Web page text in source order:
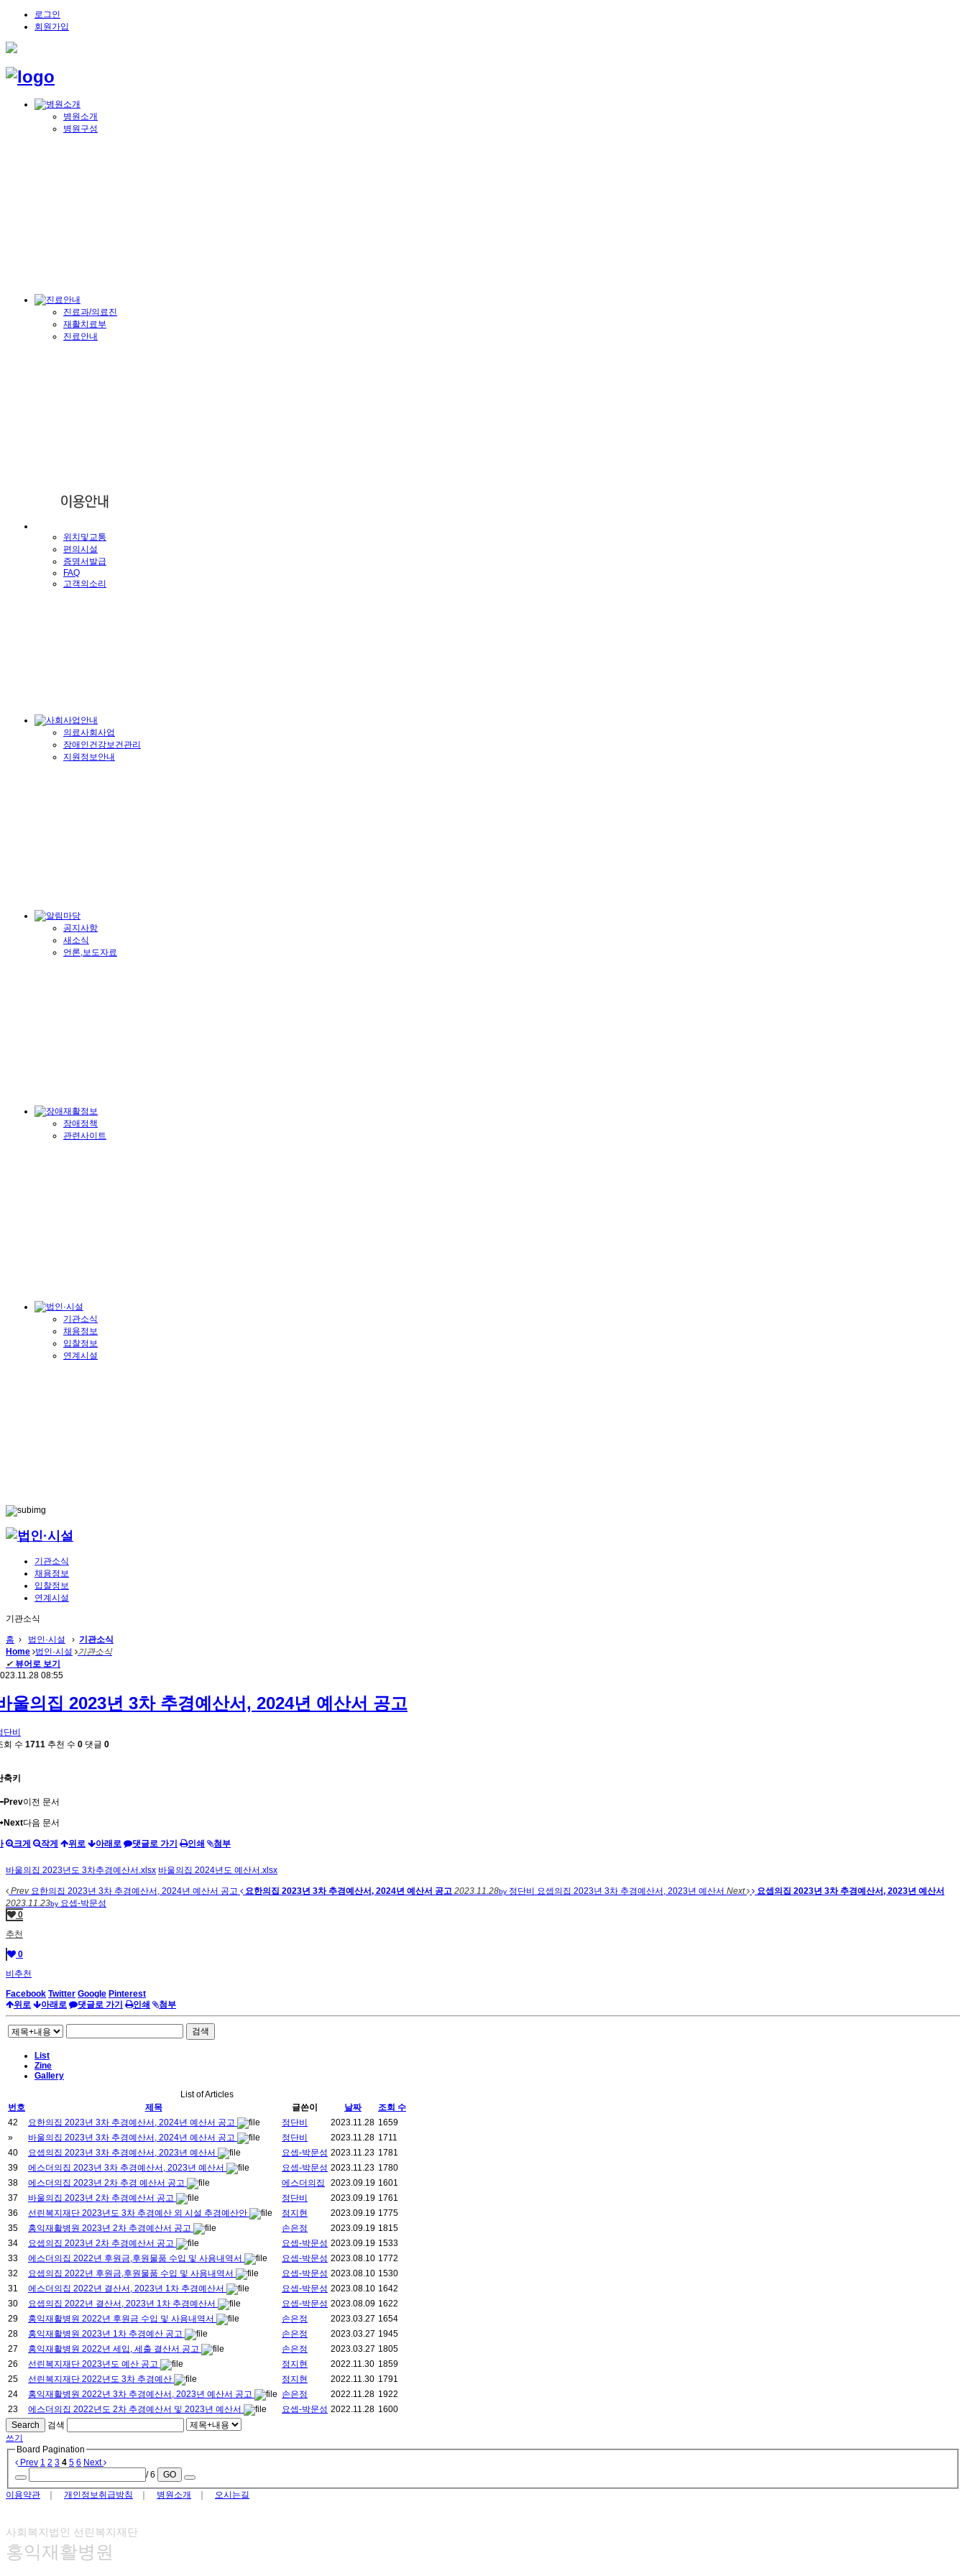
로그인
회원가입
병원소개
병원구성
진료과/의료진
재활치료부
진료안내
위치및교통
편의시설
증명서발급
FAQ
고객의소리
의료사회사업
장애인건강보건관리
지원정보안내
공지사항
새소식
언론,보도자료
장애정책
관련사이트
기관소식
채용정보
입찰정보
연계시설
기관소식
채용정보
입찰정보
연계시설
기관소식
홈 › 법인·시설 › 기관소식
Home 법인·시설
기관소식
✔ 뷰어로 보기
08:55
울의집 2023년 3차 추경예산서, 2024년 예산서 공고
단비
회 수 1711 추천 수 0 댓글 0
축키
Prev이전 문서
Next다음 문서
크게 작게 위로 아래로 댓글로 가기 인쇄 첨부
바울의집 2023년도 3차추경예산서.xlsx 바울의집 2024년도 예산서.xlsx
Prev요한의집 2023년 3차 추경예산서, 2024년 예산서 공고 요한의집 2023년 3차 추경예산서, 2024년 예산서 공고 2023.11.28by 정단비 요셉의집 2023년 3차 추경예산서, 2023년 예산서 Next
요셉의집 2023년 3차 추경예산서, 2023년 예산서
2023.11.23by 요셉-박문성
0
추천
0
비추천
Facebook Twitter Google Pinterest
위로
아래로 댓글로 가기 인쇄 첨부
검색
List
Zine
Gallery
List of Articles
번호
제목 글쓴이 날짜
조회 수
42
요한의집 2023년 3차 추경예산서, 2024년 예산서 공고 정단비 2023.11.28 1659
»
바울의집 2023년 3차 추경예산서, 2024년 예산서 공고 정단비 2023.11.28 1711
40
요셉의집 2023년 3차 추경예산서, 2023년 예산서 요셉-박문성 2023.11.23 1781
39
에스더의집 2023년 3차 추경예산서, 2023년 예산서 요셉-박문성 2023.11.23 1780
38
에스더의집 2023년 2차 추경 예산서 공고 에스더의집 2023.09.19 1601
37
바울의집 2023년 2차 추경예산서 공고 정단비 2023.09.19 1761
36
선린복지재단 2023년도 3차 추경예산 외 시설 추경예산안 정지현 2023.09.19 1775
35
홍익재활병원 2023년 2차 추경예산서 공고 손은정 2023.09.19 1815
34
요셉의집 2023년 2차 추경예산서 공고 요셉-박문성 2023.09.19 1533
33
에스더의집 2022년 후원금,후원물품 수입 및 사용내역서 요셉-박문성 2023.08.10 1772
32
요셉의집 2022년 후원금,후원물품 수입 및 사용내역서 요셉-박문성 2023.08.10 1530
31
에스더의집 2022년 결산서, 2023년 1차 추경예산서 요셉-박문성 2023.08.10 1642
30
요셉의집 2022년 결산서, 2023년 1차 추경예산서 요셉-박문성 2023.08.09 1622
29
홍익재활병원 2022년 후원금 수입 및 사용내역서 손은정 2023.03.27 1654
28
홍익재활병원 2023년 1차 추경예산 공고 손은정 2023.03.27 1945
27
홍익재활병원 2022년 세입, 세출 결산서 공고 손은정 2023.03.27 1805
26
선린복지재단 2023년도 예산 공고 정지현 2022.11.30 1859
25
선린복지재단 2022년도 3차 추경예산 정지현 2022.11.30 1791
24
홍익재활병원 2022년 3차 추경예산서, 2023년 예산서 공고 손은정 2022.11.28 1922
23
에스더의집 2022년도 2차 추경예산서 및 2023년 예산서 요셉-박문성 2022.11.28 1600
Search
검색
쓰기
Board Pagination
Prev 1 2 3 4 5 6 Next
/ 6
GO
이용약관
｜ 개인정보취급방침 ｜ 병원소개 ｜ 오시는길
사회복지법인 선린복지재단
홍익재활병원